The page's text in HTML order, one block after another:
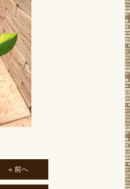
« 前へ